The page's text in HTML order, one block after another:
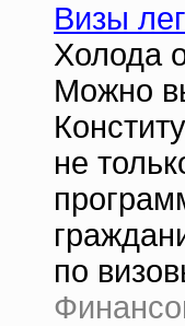
Визы
Холода
Можно
не
по